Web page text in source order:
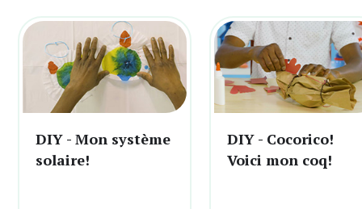
DIY - Mon système
solaire!
DIY - Cocorico!
Voici mon coq!